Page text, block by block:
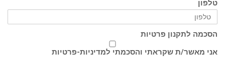
טלפון
הסכמה לתקנון פרטיות
אני מאשר/ת שקראתי והסכמתי למדיניות-פרטיות